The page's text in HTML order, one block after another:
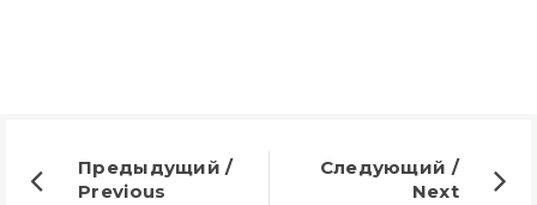
Предыдущий /
Previous
Следующий /
Next